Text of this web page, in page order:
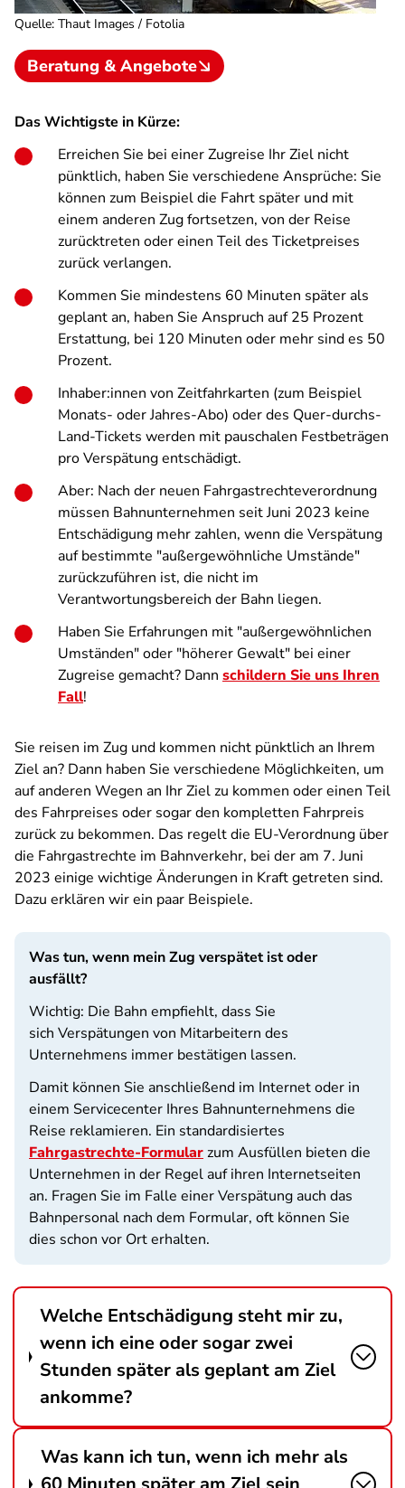
Quelle: Thaut Images / Fotolia
Beratung & Angebote
Das Wichtigste in Kürze:
Erreichen Sie bei einer Zugreise Ihr Ziel nicht
pünktlich, haben Sie verschiedene Ansprüche: Sie
können zum Beispiel die Fahrt später und mit
einem anderen Zug fortsetzen, von der Reise
zurücktreten oder einen Teil des Ticketpreises
zurück verlangen.
Kommen Sie mindestens 60 Minuten später als
geplant an, haben Sie Anspruch auf 25 Prozent
Erstattung, bei 120 Minuten oder mehr sind es 50
Prozent.
Inhaber:innen von Zeitfahrkarten (zum Beispiel
Monats- oder Jahres-Abo) oder des Quer-durchs-
Land-Tickets werden mit pauschalen Festbeträgen
pro Verspätung entschädigt.
Aber: Nach der neuen Fahrgastrechteverordnung
müssen Bahnunternehmen seit Juni 2023 keine
Entschädigung mehr zahlen, wenn die Verspätung
auf bestimmte "außergewöhnliche Umstände"
zurückzuführen ist, die nicht im
Verantwortungsbereich der Bahn liegen.
Haben Sie Erfahrungen mit "außergewöhnlichen
Umständen" oder "höherer Gewalt" bei einer
Zugreise gemacht? Dann schildern Sie uns Ihren
Fall!
Sie reisen im Zug und kommen nicht pünktlich an Ihrem
Ziel an? Dann haben Sie verschiedene Möglichkeiten, um
auf anderen Wegen an Ihr Ziel zu kommen oder einen Teil
des Fahrpreises oder sogar den kompletten Fahrpreis
zurück zu bekommen. Das regelt die EU-Verordnung über
die Fahrgastrechte im Bahnverkehr, bei der am 7. Juni
2023 einige wichtige Änderungen in Kraft getreten sind.
Dazu erklären wir ein paar Beispiele.
Was tun, wenn mein Zug verspätet ist oder
ausfällt?
Wichtig: Die Bahn empfiehlt, dass Sie
sich Verspätungen von Mitarbeitern des
Unternehmens immer bestätigen lassen.
Damit können Sie anschließend im Internet oder in
einem Servicecenter Ihres Bahnunternehmens die
Reise reklamieren. Ein standardisiertes
Fahrgastrechte-Formularzum Ausfüllen bieten die
Unternehmen in der Regel auf ihren Internetseiten
an. Fragen Sie im Falle einer Verspätung auch das
Bahnpersonal nach dem Formular, oft können Sie
dies schon vor Ort erhalten.
Welche Entschädigung steht mir zu,
wenn ich eine oder sogar zwei
Stunden später als geplant am Ziel
ankomme?
Was kann ich tun, wenn ich mehr als